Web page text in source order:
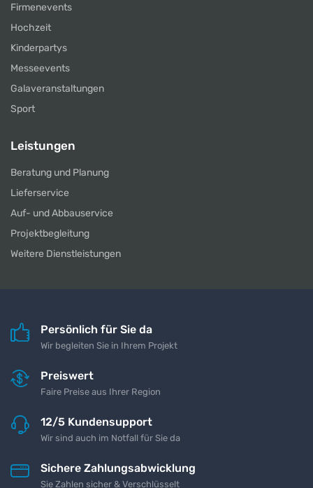
Firmenevents
Hochzeit
Kinderpartys
Messeevents
Galaveranstaltungen
Sport
Leistungen
Beratung und Planung
Lieferservice
Auf- und Abbauservice
Projektbegleitung
Weitere Dienstleistungen
Persönlich für Sie da
Wir begleiten Sie in Ihrem Projekt
Preiswert
Faire Preise aus Ihrer Region
12/5 Kundensupport
Wir sind auch im Notfall für Sie da
Sichere Zahlungsabwicklung
Sie Zahlen sicher & Verschlüsselt